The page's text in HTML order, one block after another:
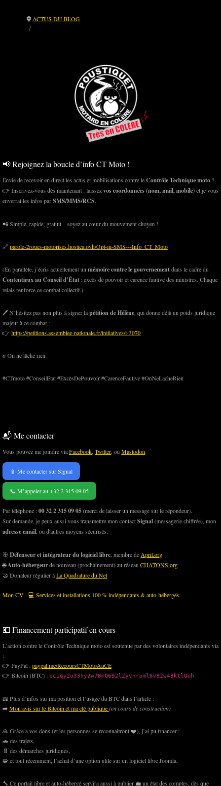
ACTUS DU BLOG
📢 Rejoignez la boucle d’info CT Moto !
Envie de recevoir en direct les actus et mobilisations contre leContrôle Technique moto ?
👉 Inscrivez-vous dès maintenant : laissezvos coordonnées (nom, mail, mobile)et je vous
enverrai les infos parSMS/MMS/RCS.
📲 Simple, rapide, gratuit – soyez au cœur du mouvement citoyen !
🔗parole-2roues-motorises.hostica.ovh/Opt-in-SMS---Info_CT_Moto
(En parallèle, j’écris actuellement un mémoire contre le gouvernementdans le cadre du
Contentieux au Conseil d’État : excès de pouvoir et carence fautive des ministres. Chaque
relais renforce ce combat collectif.)
🖊️ N’hésitez pas non plus à signer lapétition de Hélène , qui donne déjà un poids juridique
majeur à ce combat :
👉 https://petitions.assemblee-nationale.fr/initiatives/i-3070
✊ On ne lâche rien.
#CTmoto #ConseilEtat #ExcèsDePouvoir #CarenceFautive #OnNeLacheRien
📬 Me contacter
Vous pouvez me joindre viaFacebook Twitter , ou Mastodon.
📱 Me contacter sur Signal
📞 M’appeler au +32 2 315 09 05
Par téléphone :00 32 2 315 09 05(merci de laisser un message sur le répondeur).
Sur demande, je peux aussi vous transmettre mon contactSignal(messagerie chiffrée), mon
adresse email , ou d'autres moyens sécurisés.
🎯 Défenseur et intégrateur du logiciel libre , membre de April.org
🌐Auto-hébergeurde nouveau (prochainement) au réseau CHATONS.org
🤝 Donateur régulier àLa Quadrature du Net
Mon CV - 💻 Services et installations 100 % indépendants & auto-hébergés
💶 Financement participatif en cours
L’action contre le Contrôle Technique moto est soutenue par des volontaires indépendants via
:
👉 PayPal :paypal.me/RecoursCTMotoAuCE
👉 Bitcoin (BTC) : bc1qy2u33hy2w78m0692l2yvnrpml6v82w43ktl0uh
📖 Plus d’infos sur ma position et l’usage du BTC dans l’article :
➡️ Mon avis sur le Bitcoin et ma clé publique(en cours de construction)
🙏 Grâce à vos dons (et les personnes se reconnaîtront ❤️), j’ai pu financer :
🚗 des trajets,
📄 des démarches juridiques,
🧩 et tout récemment, l’achat d’une option utile sur un logiciel libre Joomla.
🔧 Ce portail libre et auto-hébergé servira aussi à publier 💼 un état des comptes, dès que